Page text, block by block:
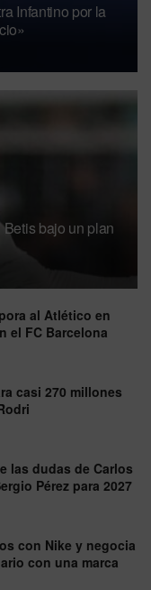
Infantino por la
bajo un plan
al Atlético en
el FC Barcelona
casi 270 millones
las dudas de Carlos
Pérez para 2027
con Nike y negocia
con una marca